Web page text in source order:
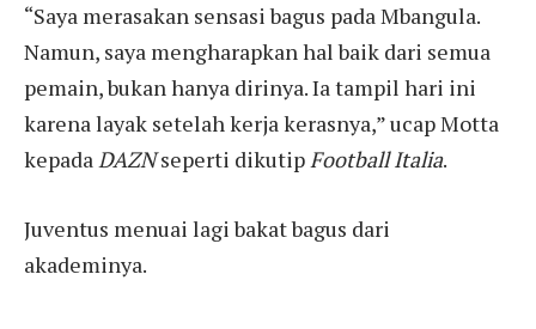
“Saya merasakan sensasi bagus pada Mbangula.
Namun, saya mengharapkan hal baik dari semua
pemain, bukan hanya dirinya. Ia tampil hari ini
karena layak setelah kerja kerasnya,” ucap Motta
kepadaDAZNseperti dikutipFootball Italia.
Juventus menuai lagi bakat bagus dari
akademinya.